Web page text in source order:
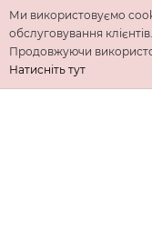
Ми використовуємо
обслуговування
Продовжуючи
Натисніть тут